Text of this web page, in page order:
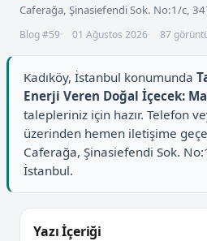
Caferağa, Şinasiefendi Sok. No:1/c,
Blog #59 01 Ağustos 2026 87
Kadıköy, İstanbul konumunda
Enerji Veren Doğal İçecek:
talepleriniz için hazır. Telefon
üzerinden hemen iletişime
Caferağa, Şinasiefendi Sok.
İstanbul.
Yazı İçeriği